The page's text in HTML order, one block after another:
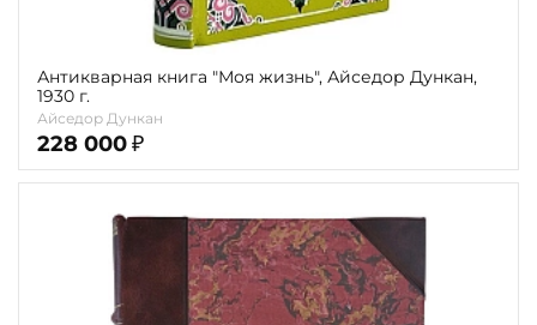
Антикварная книга "Моя жизнь", Айседор Дункан,
1930 г.
Айседор Дункан
228 000 ₽